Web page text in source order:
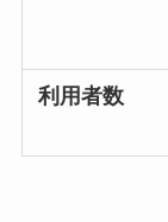
利用者数